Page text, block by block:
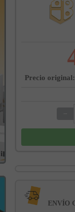
Precio original:
−
ENVÍO